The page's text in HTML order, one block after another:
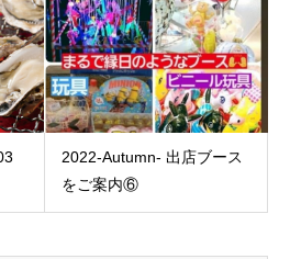
2022-Autumn- 出店ブース
をご案内⑥